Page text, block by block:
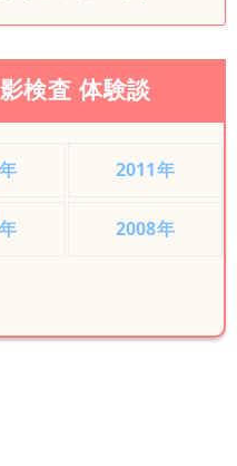
検査 体験談
2011年
2008年